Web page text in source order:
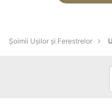
Șoimii Ușilor și Ferestrelor